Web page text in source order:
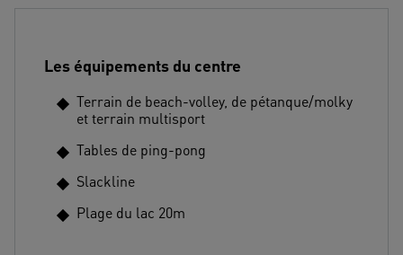
Les équipements du centre
Terrain de beach-volley, de pétanque/molky
et terrain multisport
Tables de ping-pong
Slackline
Plage du lac 20m